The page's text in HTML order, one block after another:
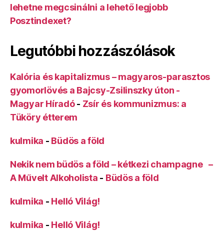
lehetne megcsinálni a lehető legjobb
Posztindexet?
Legutóbbi hozzászólások
Kalória és kapitalizmus – magyaros-parasztos
gyomorlövés a Bajcsy-Zsilinszky úton -
Magyar Híradó- Zsír és kommunizmus: a
Tüköry étterem
kulmika - Büdös a föld
Nekik nem büdös a föld – kétkezi champagne –
A Művelt Alkoholista - Büdös a föld
kulmika - Helló Világ!
kulmika - Helló Világ!